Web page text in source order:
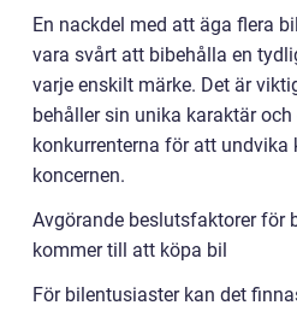
En nackdel med att äga flera
vara svårt att bibehålla en
varje enskilt märke. Det är
behåller sin unika karaktär
konkurrenterna för att
koncernen.
Avgörande beslutsfaktorer för
kommer till att köpa bil
För bilentusiaster kan det